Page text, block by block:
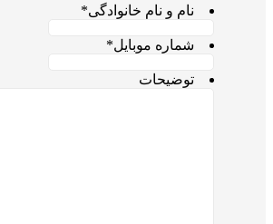
نام و نام خانوادگی*
شماره موبایل*
توضیحات